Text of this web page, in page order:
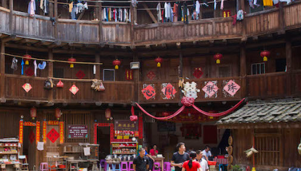
των πόλεων, πλάσματα βιαστικά, δεν προλαβαίνουμε να
την ακρίβεια, να κάνουμε τίποτα• πόσο μάλλον να
ή να αποκτήσουμε την αυτοπεποίθηση να σχεδιάσουμε,
μας. Εμείς, οι βιαστικοί, πολιτισμένοι άνθρωποι,